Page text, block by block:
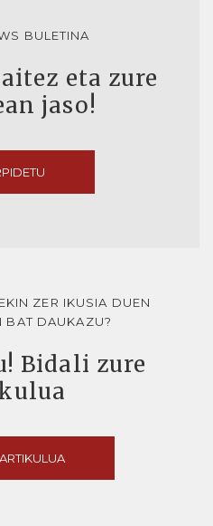
BULETINA
eta zure
jaso!
ZER IKUSIA DUEN
BAT DAUKAZU?
Bidali zure